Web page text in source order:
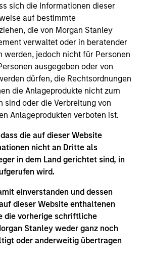
sich die Informationen dieser
auf bestimmte
die von Morgan Stanley
verwaltet oder in beratender
werden, jedoch nicht für Personen
ausgegeben oder von
dürfen, die Rechtsordnungen
die Anlageprodukte nicht zum
sind oder die Verbreitung von
Anlageprodukten verboten ist.
die auf dieser Website
nicht an Dritte als
in dem Land gerichtet sind, in
wird.
einverstanden und dessen
dieser Website enthaltenen
die vorherige schriftliche
Stanley weder ganz noch
oder anderweitig übertragen
and staples sectors.
in 2022. Morgan Stanley
in March 2021. James began
management industry
covered the consumer
Before joining Eaton Vance, he
at Surveyor Capital.
with MFS Investment
earned a B.S. from Boston
of Management.